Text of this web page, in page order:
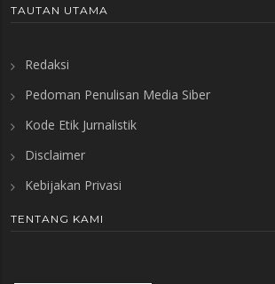
TAUTAN UTAMA
Redaksi
Pedoman Penulisan Media Siber
Kode Etik Jurnalistik
Disclaimer
Kebijakan Privasi
TENTANG KAMI